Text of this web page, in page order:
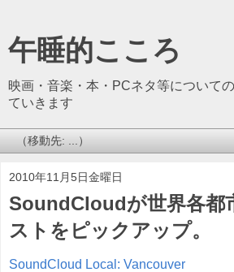
午睡的こころ
映画・音楽・本・PCネタ等について
ていきます
2010年11月5日金曜日
SoundCloudが世界各都
ストをピックアップ。
SoundCloud Local: Vancouver